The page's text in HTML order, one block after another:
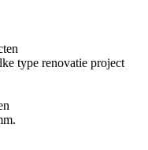
type renovatie project